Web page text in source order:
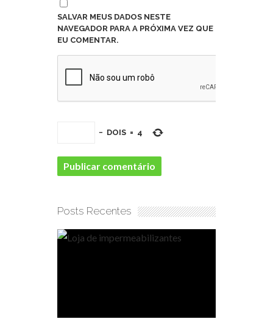
SALVAR MEUS DADOS NESTE
NAVEGADOR PARA A PRÓXIMA VEZ QUE
EU COMENTAR.
− DOIS = 4
Posts Recentes